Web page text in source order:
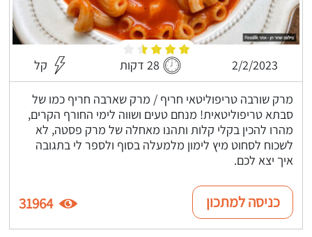
2/2/2023 28 דקות קל
מרק שורבה טריפוליטאי חריף / מרק שארבה חריף כמו של
סבתא טריפוליטאית! מנחם טעים ושווה לימי החורף הקרים,
מהרו להכין בקלי קלות ותהנו מאחלה של מרק פסטה, לא
לשכוח לסחוט מיץ לימון מלמעלה בסוף ולספר לי בתגובה
איך יצא לכם.
כניסה למתכון 31964